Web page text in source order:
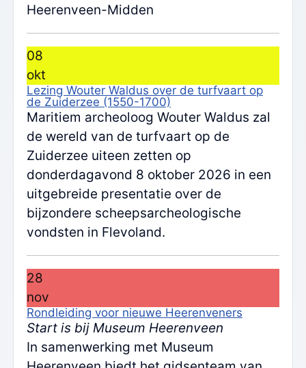
Heerenveen-Midden
08
okt
Lezing Wouter Waldus over de turfvaart op
de Zuiderzee (1550-1700)
Maritiem archeoloog Wouter Waldus zal
de wereld van de turfvaart op de
Zuiderzee uiteen zetten op
donderdagavond 8 oktober 2026 in een
uitgebreide presentatie over de
bijzondere scheepsarcheologische
vondsten in Flevoland.
28
nov
Rondleiding voor nieuwe Heerenveners
Start is bij Museum Heerenveen
In samenwerking met Museum